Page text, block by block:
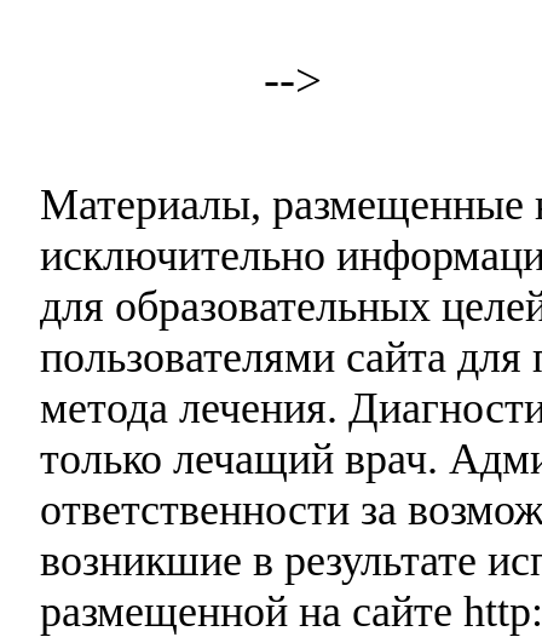
-->
Материалы, размещенные
исключительно
для образовательных
пользователями сайта
метода лечения.
только лечащий врач.
ответственности за
возникшие в результате
размещенной на сайте